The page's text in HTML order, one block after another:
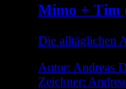
Mimo + Tim
Die alltäglichen
Autor: Andreas
Zeichner: